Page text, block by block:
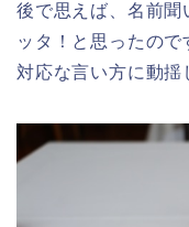
後で思えば、名前聞
ッタ！と思ったの
対応な言い方に動揺